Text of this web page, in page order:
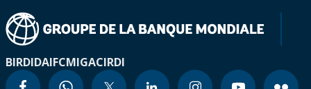
BIRDIDAIFCMIGACIRDI